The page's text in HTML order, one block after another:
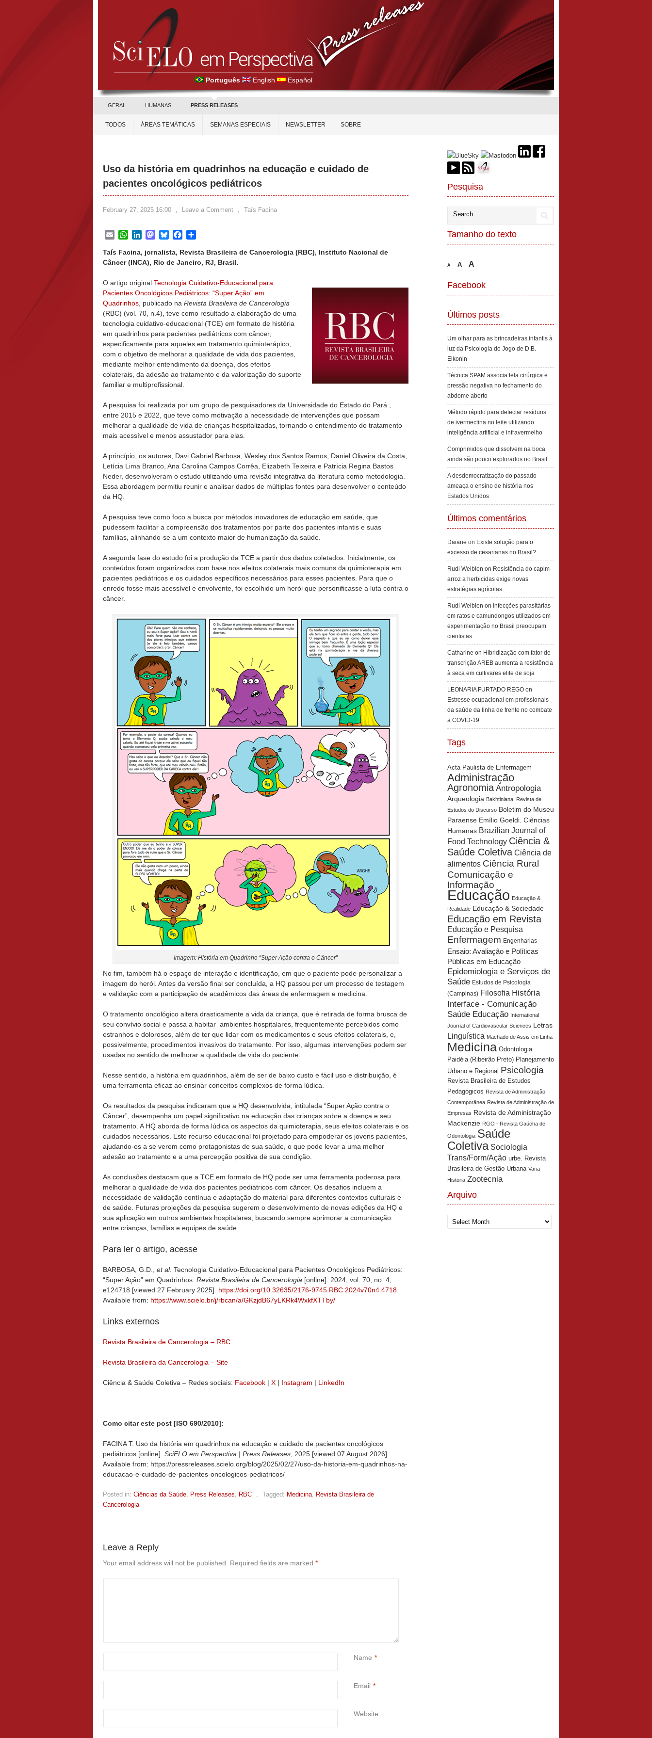
Português English Español
GERAL HUMANAS PRESS RELEASES
TODOS ÁREAS TEMÁTICAS SEMANAS ESPECIAIS NEWSLETTER SOBRE
Uso da história em quadrinhos na educação e cuidado de
pacientes oncológicos pediátricos
February 27, 2025 16:00 , Leave a Comment , Taís Facina
EmailWhatsApp
LinkedInMastodon
BlueskyFacebook
Taís Facina, jornalista, Revista Brasileira de Cancerologia (RBC), Instituto Nacional de
Câncer (INCA), Rio de Janeiro, RJ, Brasil.
O artigo original Tecnologia Cuidativo-Educacional para
Pacientes Oncológicos Pediátricos: “Super Ação” em
Quadrinhos , publicado na Revista Brasileira de Cancerologia
(RBC) (vol. 70, n.4), teve como resultado a elaboração de uma
tecnologia cuidativo-educacional (TCE) em formato de história
em quadrinhos para pacientes pediátricos com câncer,
especificamente para aqueles em tratamento quimioterápico,
com o objetivo de melhorar a qualidade de vida dos pacientes,
mediante melhor entendimento da doença, dos efeitos
colaterais, da adesão ao tratamento e da valorização do suporte
familiar e multiprofissional.
A pesquisa foi realizada por um grupo de pesquisadores da Universidade do Estado do Pará ,
entre 2015 e 2022, que teve como motivação a necessidade de intervenções que possam
melhorar a qualidade de vida de crianças hospitalizadas, tornando o entendimento do tratamento
mais acessível e menos assustador para elas.
A princípio, os autores, Davi Gabriel Barbosa, Wesley dos Santos Ramos, Daniel Oliveira da Costa,
Letícia Lima Branco, Ana Carolina Campos Corrêa, Elizabeth Teixeira e Patrícia Regina Bastos
Neder, desenvolveram o estudo utilizando uma revisão integrativa da literatura como metodologia.
Essa abordagem permitiu reunir e analisar dados de múltiplas fontes para desenvolver o conteúdo
da HQ.
A pesquisa teve como foco a busca por métodos inovadores de educação em saúde, que
pudessem facilitar a compreensão dos tratamentos por parte dos pacientes infantis e suas
famílias, alinhando-se a um contexto maior de humanização da saúde.
A segunda fase do estudo foi a produção da TCE a partir dos dados coletados. Inicialmente, os
conteúdos foram organizados com base nos efeitos colaterais mais comuns da quimioterapia em
pacientes pediátricos e os cuidados específicos necessários para esses pacientes. Para que o
enredo fosse mais acessível e envolvente, foi escolhido um herói que personificasse a luta contra o
câncer.
Imagem: História em Quadrinho “Super Ação contra o Câncer”
No fim, também há o espaço de interação e identificação, em que o paciente pode personalizar a
imagem do herói. Antes da versão final ser concluída, a HQ passou por um processo de testagem
e validação com a participação de acadêmicos das áreas de enfermagem e medicina.
O tratamento oncológico altera drasticamente a vida da criança, que é retirada de forma brusca de
seu convívio social e passa a habitar ambientes hospitalares, frequentemente percebidos como
estranhos e dolorosos, além de ter que lidar com os medicamentos e seus efeitos colaterais, e,
possivelmente, procedimentos invasivos do tratamento. Por isso, algumas intervenções podem ser
usadas no sentido de melhorar a qualidade de vida do paciente.
Nesse sentido, a história em quadrinhos, além de ser de baixo custo e fácil uso e distribuição, é
uma ferramenta eficaz ao ensinar conceitos complexos de forma lúdica.
Os resultados da pesquisa indicaram que a HQ desenvolvida, intitulada “Super Ação contra o
Câncer”, desempenha um papel significativo na educação das crianças sobre a doença e seu
tratamento. A HQ aborda de forma lúdica os aspectos da quimioterapia, seus efeitos colaterais e os
cuidados necessários. Este recurso educacional foi projetado para empoderar os jovens pacientes,
ajudando-os a se verem como protagonistas de sua saúde, o que pode levar a uma melhor
adesão ao tratamento e a uma percepção positiva de sua condição.
As conclusões destacam que a TCE em formato de HQ pode ser uma ferramenta poderosa para
melhorar a qualidade de vida dos pacientes pediátricos com câncer. Os desafios incluem a
necessidade de validação contínua e adaptação do material para diferentes contextos culturais e
de saúde. Futuras projeções da pesquisa sugerem o desenvolvimento de novas edições da HQ e
sua aplicação em outros ambientes hospitalares, buscando sempre aprimorar a comunicação
entre crianças, famílias e equipes de saúde.
Para ler o artigo, acesse
BARBOSA, G.D., et al. Tecnologia Cuidativo-Educacional para Pacientes Oncológicos Pediátricos:
“Super Ação” em Quadrinhos. Revista Brasileira de Cancerologia [online]. 2024, vol. 70, no. 4,
e124718 [viewed 27 February 2025]. https://doi.org/10.32635/2176-9745.RBC.2024v70n4.4718
Available from: https://www.scielo.br/j/rbcan/a/GKzjdB67yLKRk4WxkfXTTby/
Links externos
Revista Brasileira de Cancerologia – RBC
Revista Brasileira da Cancerologia – Site
Ciência & Saúde Coletiva – Redes sociais: Facebook | X | Instagram | LinkedIn
Como citar este post [ISO 690/2010]:
FACINA T. Uso da história em quadrinhos na educação e cuidado de pacientes oncológicos
pediátricos [online]. SciELO em Perspectiva | Press Releases , 2025 [viewed 07 August 2026].
Available from: https://pressreleases.scielo.org/blog/2025/02/27/uso-da-historia-em-quadrinhos-na-
educacao-e-cuidado-de-pacientes-oncologicos-pediatricos/
Posted in: Ciências da Saúde Press Releases RBC Tagged: Medicina
Revista Brasileira de
Cancerologia
Leave a Reply
Your email address will not be published. Required fields are marked *
Name *
Email *
Website
Pesquisa
Tamanho do texto
A A A
Facebook
Últimos posts
Um olhar para as brincadeiras infantis à
luz da Psicologia do Jogo de D.B.
Elkonin
Técnica SPAM associa tela cirúrgica e
pressão negativa no fechamento do
abdome aberto
Método rápido para detectar resíduos
de ivermectina no leite utilizando
inteligência artificial e infravermelho
Comprimidos que dissolvem na boca
ainda são pouco explorados no Brasil
A desdemocratização do passado
ameaça o ensino de história nos
Estados Unidos
Últimos comentários
Daiane on Existe solução para o
excesso de cesarianas no Brasil?
Rudi Weiblen on Resistência do capim-
arroz a herbicidas exige novas
estratégias agrícolas
Rudi Weiblen on Infecções parasitárias
em ratos e camundongos utilizados em
experimentação no Brasil preocupam
cientistas
Catharine on Hibridização com fator de
transcrição AREB aumenta a resistência
à seca em cultivares elite de soja
LEONARIA FURTADO REGO on
Estresse ocupacional em profissionais
da saúde da linha de frente no combate
a COVID-19
Tags
Acta Paulista de Enfermagem
Administração
Agronomia Antropologia
Arqueologia Bakhtiniana: Revista de
Estudos do Discurso Boletim do Museu
Paraense Emílio Goeldi. Ciências
Humanas Brazilian Journal of
Food Technology Ciência &
Saúde Coletiva Ciência de
alimentos Ciência Rural
Comunicação e
Informação
Educação Educação &
Realidade Educação & Sociedade
Educação em Revista
Educação e Pesquisa
Enfermagem Engenharias
Ensaio: Avaliação e Políticas
Públicas em Educação
Epidemiologia e Serviços de
Saúde Estudos de Psicologia
(Campinas) Filosofia História
Interface - Comunicação
Saúde Educação International
Journal of Cardiovascular Sciences Letras
Linguística Machado de Assis em Linha
Medicina Odontologia
Paidéia (Ribeirão Preto) Planejamento
Urbano e Regional Psicologia
Revista Brasileira de Estudos
Pedagógicos Revista de Administração
Contemporânea Revista de Administração de
Empresas Revista de Administração
Mackenzie RGO - Revista Gaúcha de
Odontologia Saúde
Coletiva Sociologia
Trans/Form/Ação urbe. Revista
Brasileira de Gestão Urbana Varia
Historia Zootecnia
Arquivo
Arquivo